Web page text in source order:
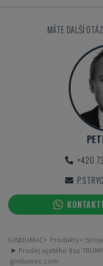
MÁTE DALŠÍ
+420
GINDUMAC Produkty
➤ Prodej ojetého lisu
gindumac.com